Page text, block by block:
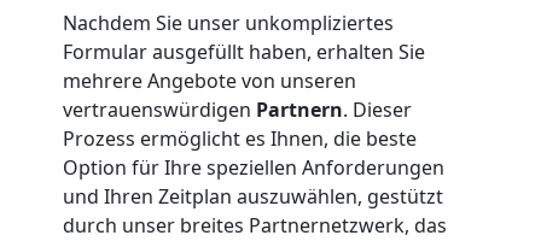
Nachdem Sie unser unkompliziertes
Formular ausgefüllt haben, erhalten Sie
mehrere Angebote von unseren
vertrauenswürdigen Partnern. Dieser
Prozess ermöglicht es Ihnen, die beste
Option für Ihre speziellen Anforderungen
und Ihren Zeitplan auszuwählen, gestützt
durch unser breites Partnernetzwerk, das
Privatumzug
Leonding
Tresortransport